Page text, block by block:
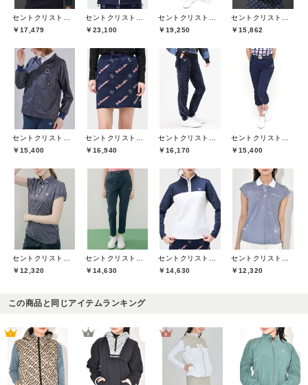
￥17,479
￥23,100
￥19,250
￥15,862
￥15,400
￥16,940
￥16,170
￥15,400
￥12,320
￥14,630
￥14,630
￥12,320
この商品と同じアイテムランキング